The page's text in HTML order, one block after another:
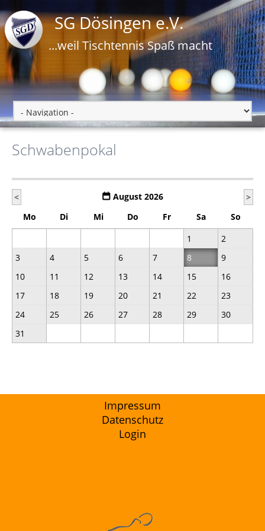
SG Dösingen e.V.
...weil Tischtennis Spaß macht
Schwabenpokal
< August 2026
>
Mo
Di Mi Do Fr Sa
So
1
2
3
4 5 6 7 8
9
10
11 12 13 14 15
16
17
18 19 20 21 22
23
24
25 26 27 28 29
30
31
Impressum
Datenschutz
Login